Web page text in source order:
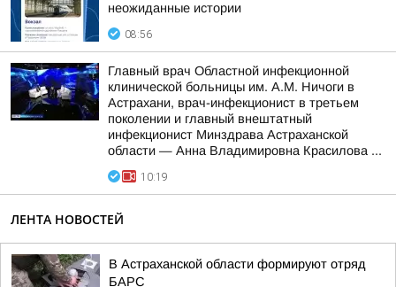
неожиданные истории
08:56
Главный врач Областной инфекционной
клинической больницы им. А.М. Ничоги в
Астрахани, врач-инфекционист в третьем
поколении и главный внештатный
инфекционист Минздрава Астраханской
области — Анна Владимировна Красилова ...
10:19
ЛЕНТА НОВОСТЕЙ
В Астраханской области формируют отряд
БАРС